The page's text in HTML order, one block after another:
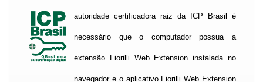
autoridade certificadora raiz da ICP Brasil é
necessário que o computador possua a
extensão Fiorilli Web Extension instalada no
navegador e o aplicativo Fiorilli Web Extension